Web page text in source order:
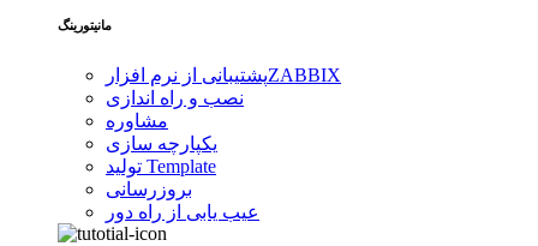
مانیتورینگ
پشتیبانی از نرم افزارZABBIX
نصب و راه اندازی
مشاوره
یکپارچه سازی
تولید Template
بروزرسانی
عیب یابی از راه دور